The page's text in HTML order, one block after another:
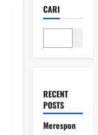
CARI
RECENT
POSTS
Merespon